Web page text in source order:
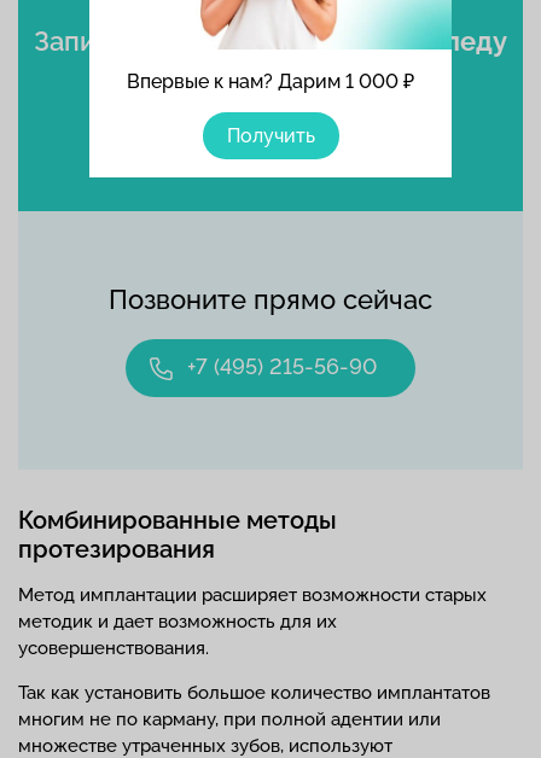
Впервые к нам? Дарим 1 000 ₽
Получить
Позвоните прямо сейчас
+7 (495) 215-56-90
Записаться к стоматологу-ортопеду
Выбрать время
Комбинированные методы
протезирования
Метод имплантации расширяет возможности старых
методик и дает возможность для их
усовершенствования.
Так как установить большое количество имплантатов
многим не по карману, при полной адентии или
множестве утраченных зубов, используют